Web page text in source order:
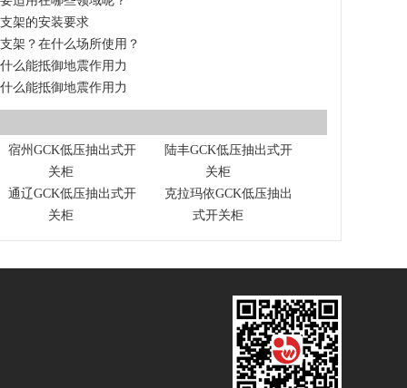
架的安装要求
架？在什么场所使用？
么能抵御地震作用力
么能抵御地震作用力
宿州GCK低压抽出式开
关柜
陆丰GCK低压抽出式开
关柜
通辽GCK低压抽出式开
关柜
克拉玛依GCK低压抽出
式开关柜